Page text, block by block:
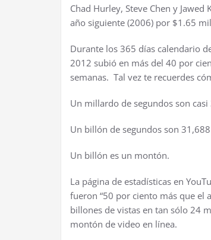
Chad Hurley, Steve Chen y
año siguiente (2006) por $1.65
Durante los 365 días calendario
2012 subió en más del 40 por
semanas. Tal vez te recuerdes
Un millardo de segundos son casi
Un billón de segundos son
Un billón es un montón.
La página de estadísticas en
fueron “50 por ciento más que el
billones de vistas en tan sólo 24
montón de video en línea.